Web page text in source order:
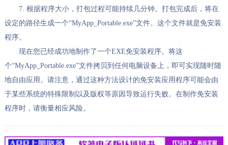
7. 根据程序大小，打包过程可能持续几分钟。打包完成后，将在
设定的路径生成一个“MyApp_Portable.exe”文件。这个文件就是免安装
程序。
现在您已经成功地制作了一个EXE免安装程序。将这
个“MyApp_Portable.exe”文件拷贝到任何电脑设备上，即可实现随时随
地自由应用。请注意，通过这种方法设计的免安装应用程序可能会由
于某些系统的特殊限制以及版权等原因导致运行失败。在制作免安装
程序时，请衡量相应风险。